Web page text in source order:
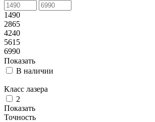
1490
2865
4240
5615
6990
Показать
В наличии
Класс лазера
2
Показать
Точность